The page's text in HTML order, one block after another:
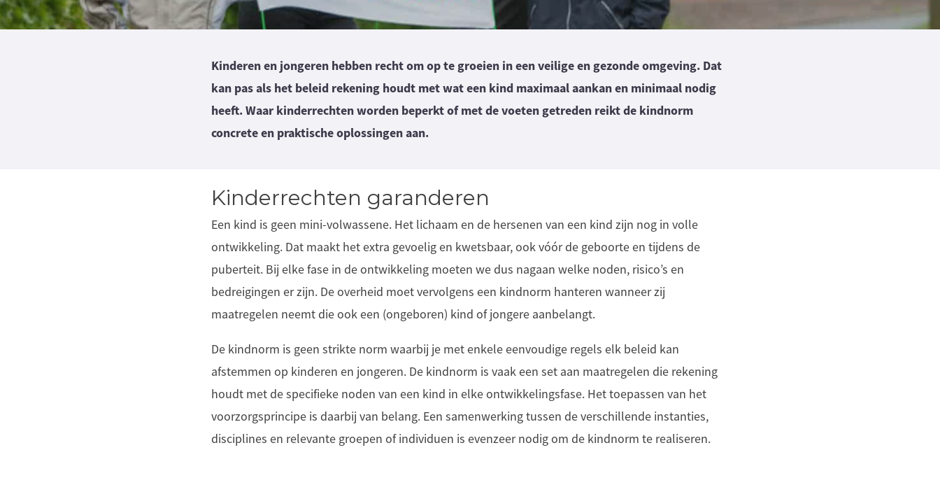
Kinderen en jongeren hebben recht om op te groeien in een veilige en gezonde omgeving. Dat
kan pas als het beleid rekening houdt met wat een kind maximaal aankan en minimaal nodig
heeft. Waar kinderrechten worden beperkt of met de voeten getreden reikt de kindnorm
concrete en praktische oplossingen aan.
Kinderrechten garanderen
Een kind is geen mini-volwassene. Het lichaam en de hersenen van een kind zijn nog in volle
ontwikkeling. Dat maakt het extra gevoelig en kwetsbaar, ook vóór de geboorte en tijdens de
puberteit. Bij elke fase in de ontwikkeling moeten we dus nagaan welke noden, risico’s en
bedreigingen er zijn. De overheid moet vervolgens een kindnorm hanteren wanneer zij
maatregelen neemt die ook een (ongeboren) kind of jongere aanbelangt.
De kindnorm is geen strikte norm waarbij je met enkele eenvoudige regels elk beleid kan
afstemmen op kinderen en jongeren. De kindnorm is vaak een set aan maatregelen die rekening
houdt met de specifieke noden van een kind in elke ontwikkelingsfase. Het toepassen van het
voorzorgsprincipe is daarbij van belang. Een samenwerking tussen de verschillende instanties,
disciplines en relevante groepen of individuen is evenzeer nodig om de kindnorm te realiseren.